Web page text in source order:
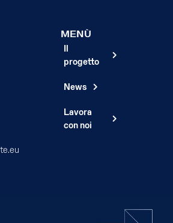
MENÙ
Il
progetto
News
Lavora
con noi